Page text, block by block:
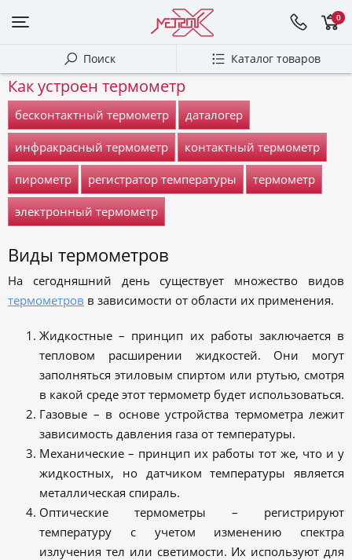
0
Поиск Каталог товаров
Как устроен термометр
бесконтактный термометр даталогер
инфракрасный термометр контактный термометр
пирометр регистратор температуры термометр
электронный термометр
Виды термометров
На сегодняшний день существует множество видов
термометров в зависимости от области их применения.
Жидкостные – принцип их работы заключается в
тепловом расширении жидкостей. Они могут
заполняться этиловым спиртом или ртутью, смотря
в какой среде этот термометр будет использоваться.
Газовые – в основе устройства термометра лежит
зависимость давления газа от температуры.
Механические – принцип их работы тот же, что и у
жидкостных, но датчиком температуры является
металлическая спираль.
Оптические термометры – регистрируют
температуру с учетом изменению спектра
излучения тел или светимости. Их используют для